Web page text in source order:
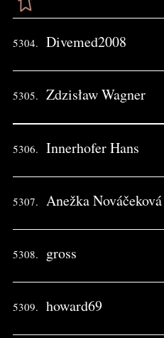
5304. Divemed2008
5305. Zdzisław Wagner
5306. Innerhofer Hans
5307. Anežka Nováčeková
5308. gross
5309. howard69